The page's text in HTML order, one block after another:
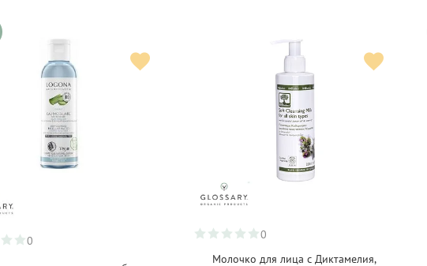
0
0
Молочко для лица с Диктамелия,